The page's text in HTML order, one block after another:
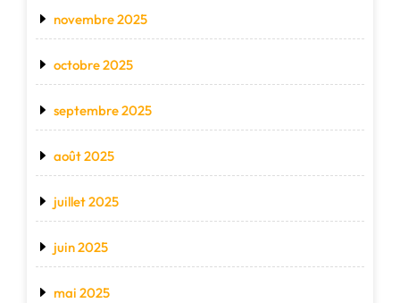
novembre 2025
octobre 2025
septembre 2025
août 2025
juillet 2025
juin 2025
mai 2025